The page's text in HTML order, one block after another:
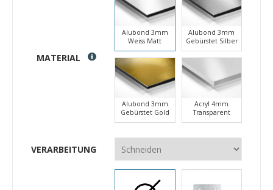
MATERIAL
Alubond 3mm
Weiss Matt
Alubond 3mm
Gebürstet Silber
Alubond 3mm
Gebürstet Gold
Acryl 4mm
Transparent
VERARBEITUNG